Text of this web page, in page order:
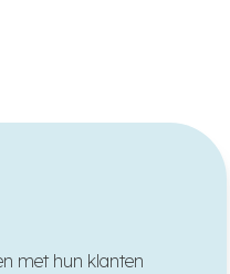
met hun klanten